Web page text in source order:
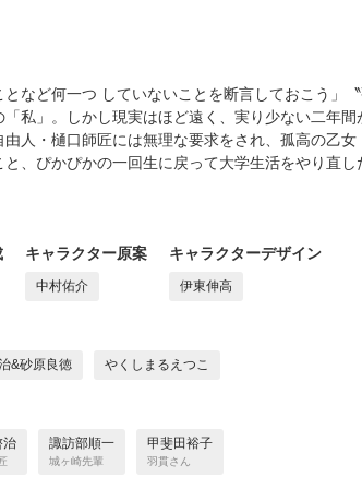
など何一つ していないことを断言しておこう」
私」。しかし現実はほど遠く、実り少ない二年間
人・樋口師匠には無理な要求をされ、孤高の乙女
、ぴかぴかの一回生に戻って大学生活をやり直し
キャラクター原案
中村佑介
キャラクターデザイン
伊東伸高
&砂原良徳 やくしまるえつこ
治 諏訪部順一
城ヶ崎先輩
甲斐田裕子
羽貫さん